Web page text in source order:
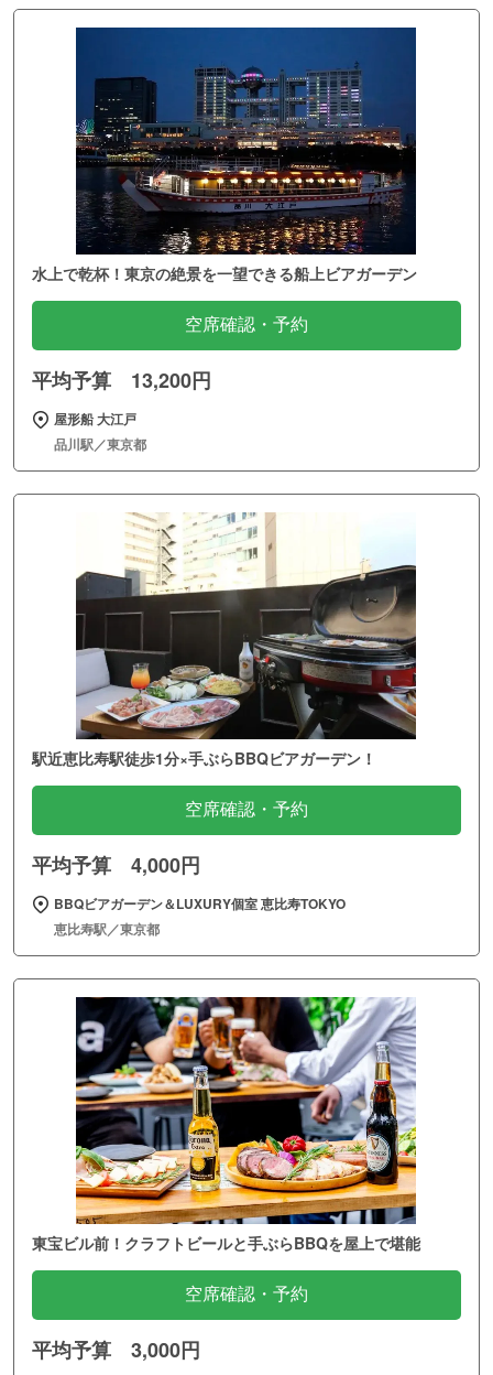
水上で乾杯！東京の絶景を一望できる船上ビアガーデン
空席確認・予約
平均予算 13,200円
屋形船 大江戸
品川駅／東京都
駅近恵比寿駅徒歩1分×手ぶらBBQビアガーデン！
空席確認・予約
平均予算 4,000円
BBQビアガーデン＆LUXURY個室 恵比寿TOKYO
恵比寿駅／東京都
東宝ビル前！クラフトビールと手ぶらBBQを屋上で堪能
空席確認・予約
平均予算 3,000円